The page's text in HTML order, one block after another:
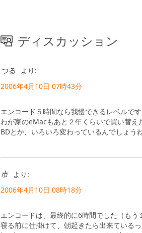
ディスカッション
つる
より:
2006年4月10日 07時43分
エンコード５時間なら我慢できるレベルです
わが家のeMacもあと２年くらいで買い替え
BDとか、いろいろ変わっているんでしょうね
市 より:
2006年4月10日 08時18分
エンコードは、最終的に6時間でした（もう
寝る前に仕掛けて、朝起きたら出来ているっ